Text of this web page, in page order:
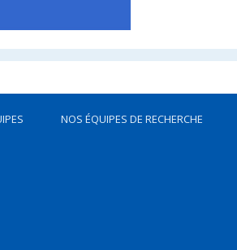
NOS ÉQUIPES DE RECHERCHE